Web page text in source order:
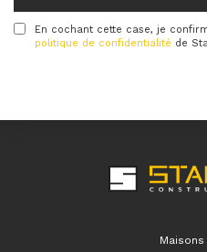
Condition
En cochant cette case, je
politique de confidentialité de